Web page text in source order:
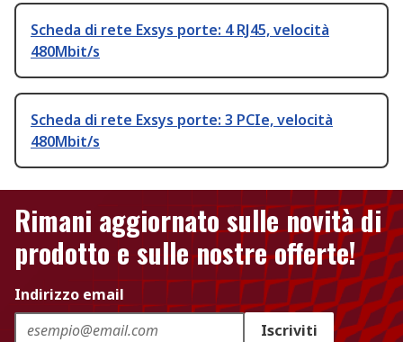
Scheda di rete Exsys porte: 4 RJ45, velocità
480Mbit/s
Scheda di rete Exsys porte: 3 PCIe, velocità
480Mbit/s
Rimani aggiornato sulle novità di
prodotto e sulle nostre offerte!
Indirizzo email
Iscriviti